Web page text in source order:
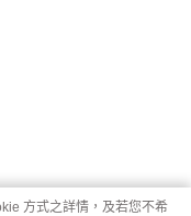
方式之詳情，及若您不希